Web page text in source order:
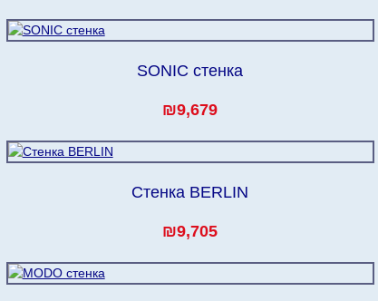
SONIC стенка
₪9,679
Стенка BERLIN
₪9,705